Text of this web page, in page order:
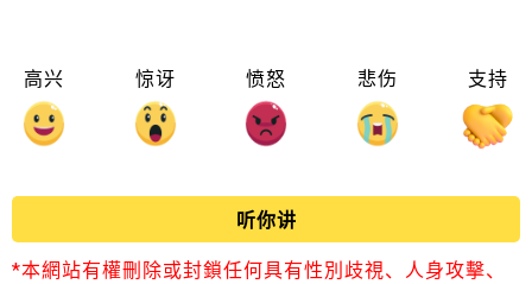
高兴 惊讶 愤怒 悲伤 支持
听你讲
*本網站有權刪除或封鎖任何具有性別歧視、人身攻擊、